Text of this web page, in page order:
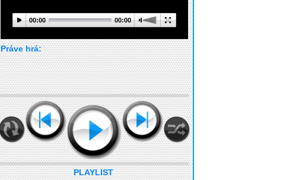
00:00 00:00
Práve hrá:
PLAYLIST